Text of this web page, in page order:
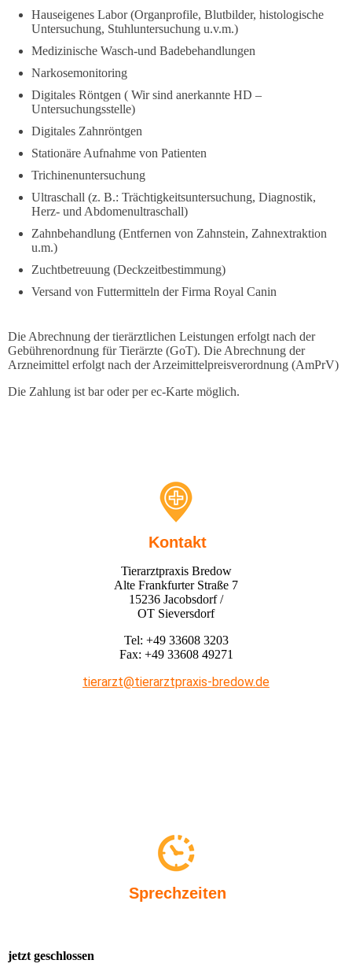
Hauseigenes Labor (Organprofile, Blutbilder, histologische
Untersuchung, Stuhluntersuchung u.v.m.)
Medizinische Wasch-und Badebehandlungen
Narkosemonitoring
Digitales Röntgen ( Wir sind anerkannte HD –
Untersuchungsstelle)
Digitales Zahnröntgen
Stationäre Aufnahme von Patienten
Trichinenuntersuchung
Ultraschall (z. B.: Trächtigkeits­untersuchung, Diagnostik,
Herz- und Abdomenultraschall)
Zahnbehandlung (Entfernen von Zahnstein, Zahnextraktion
u.m.)
Zuchtbetreuung (Deckzeitbestimmung)
Versand von Futtermitteln der Firma Royal Canin
Die Abrechnung der tierärztlichen Leistungen erfolgt nach der
Gebühren­ordnung für Tierärzte (GoT). Die Abrechnung der
Arzneimittel erfolgt nach der Arzeimittelpreisverordnung (AmPrV)
Die Zahlung ist bar oder per ec-Karte möglich.
Kontakt
Tierarztpraxis Bredow
Alte Frankfurter Straße 7
15236 Jacobsdorf /
OT Sieversdorf
Tel: +49 33608 3203
Fax: +49 33608 49271
tierarzt@tierarztpraxis-bredow.de
Sprechzeiten
jetzt geschlossen